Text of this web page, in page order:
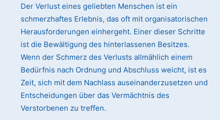
Der Verlust eines geliebten Menschen ist ein
schmerzhaftes Erlebnis, das oft mit organisatorischen
Herausforderungen einhergeht. Einer dieser Schritte
ist die Bewältigung des hinterlassenen Besitzes.
Wenn der Schmerz des Verlusts allmählich einem
Bedürfnis nach Ordnung und Abschluss weicht, ist es
Zeit, sich mit dem Nachlass auseinanderzusetzen und
Entscheidungen über das Vermächtnis des
Verstorbenen zu treffen.